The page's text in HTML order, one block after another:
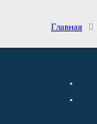
Главная